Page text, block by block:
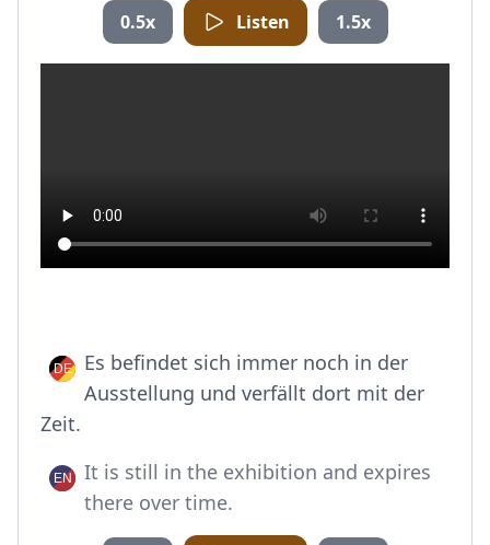
0.5x Listen 1.5x
Es befindet sich immer noch in der
Ausstellung und verfällt dort mit der
Zeit.
It is still in the exhibition and expires
there over time.